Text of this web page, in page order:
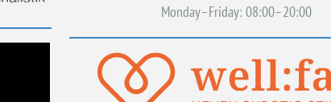
Monday–Friday: 08:00–20:00